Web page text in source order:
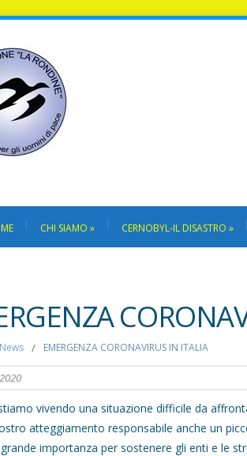
CHI SIAMO » CERNOBYL-IL DISASTRO »
News / EMERGENZA CORONAVIRUS IN ITALIA
vivendo una situazione difficile da
atteggiamento responsabile anche un
importanza per sostenere gli enti e le